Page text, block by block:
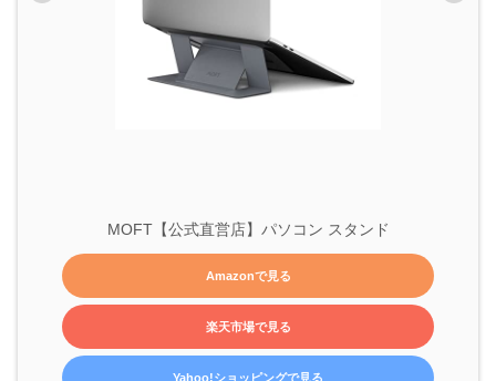
MOFT【公式直営店】パソコン スタンド
Amazonで見る
楽天市場で見る
Yahoo!ショッピングで見る